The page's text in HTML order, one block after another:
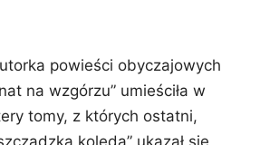
powieści obyczajowych
na wzgórzu” umieściła w
tomy, z których ostatni,